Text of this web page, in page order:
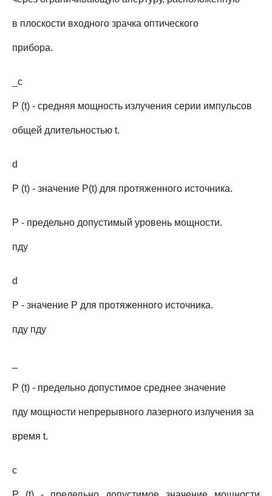
в плоскости входного зрачка оптического
прибора.
_c
P (t) - средняя мощность излучения серии импульсов
общей длительностью t.
d
P (t) - значение P(t) для протяженного источника.
P - предельно допустимый уровень мощности.
пду
d
P - значение P для протяженного источника.
пду пду
P (t) - предельно допустимое среднее значение
пду мощности непрерывного лазерного излучения за
время t.
c